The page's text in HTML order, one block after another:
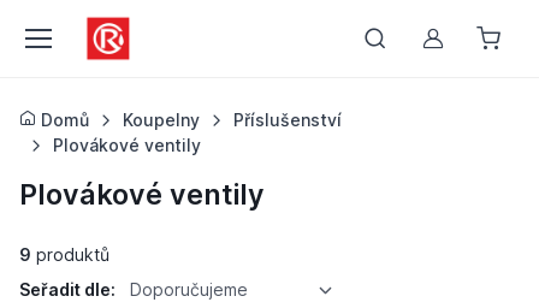
Můj účet
Domů Koupelny
Příslušenství
Plovákové ventily
Plovákové ventily
9 produktů
Seřadit dle:
Doporučujeme